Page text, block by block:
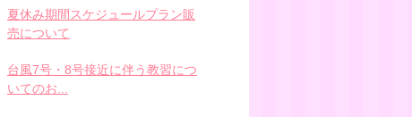
夏休み期間スケジュールプラン販
売について
台風7号・8号接近に伴う教習につ
いてのお...